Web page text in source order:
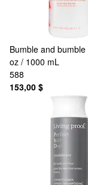
Bumble and bumble
oz / 1000 mL
588
153,00 $